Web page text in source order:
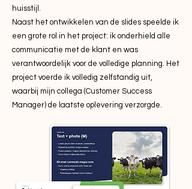
huisstijl.
Naast het ontwikkelen van de slides speelde ik
een grote rol in het project: ik onderhield alle
communicatie met de klant en was
verantwoordelijk voor de volledige planning. Het
project voerde ik volledig zelfstandig uit,
waarbij mijn collega (Customer Success
Manager) de laatste oplevering verzorgde.